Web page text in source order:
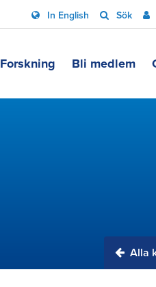
In English Sök
Forskning Bli medlem
Alla